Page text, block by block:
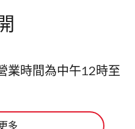
業時間為中午12時至
多